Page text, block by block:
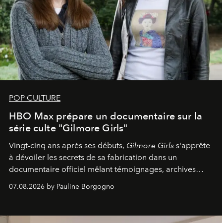
POP CULTURE
HBO Max prépare un documentaire sur la
série culte "Gilmore Girls"
Vingt-cinq ans après ses débuts, Gilmore Girls s'apprête
à dévoiler les secrets de sa fabrication dans un
documentaire officiel mêlant témoignages, archives
inédites et plongée dans les coulisses d'un phénomène
générationnel.
07.08.2026 by Pauline Borgogno